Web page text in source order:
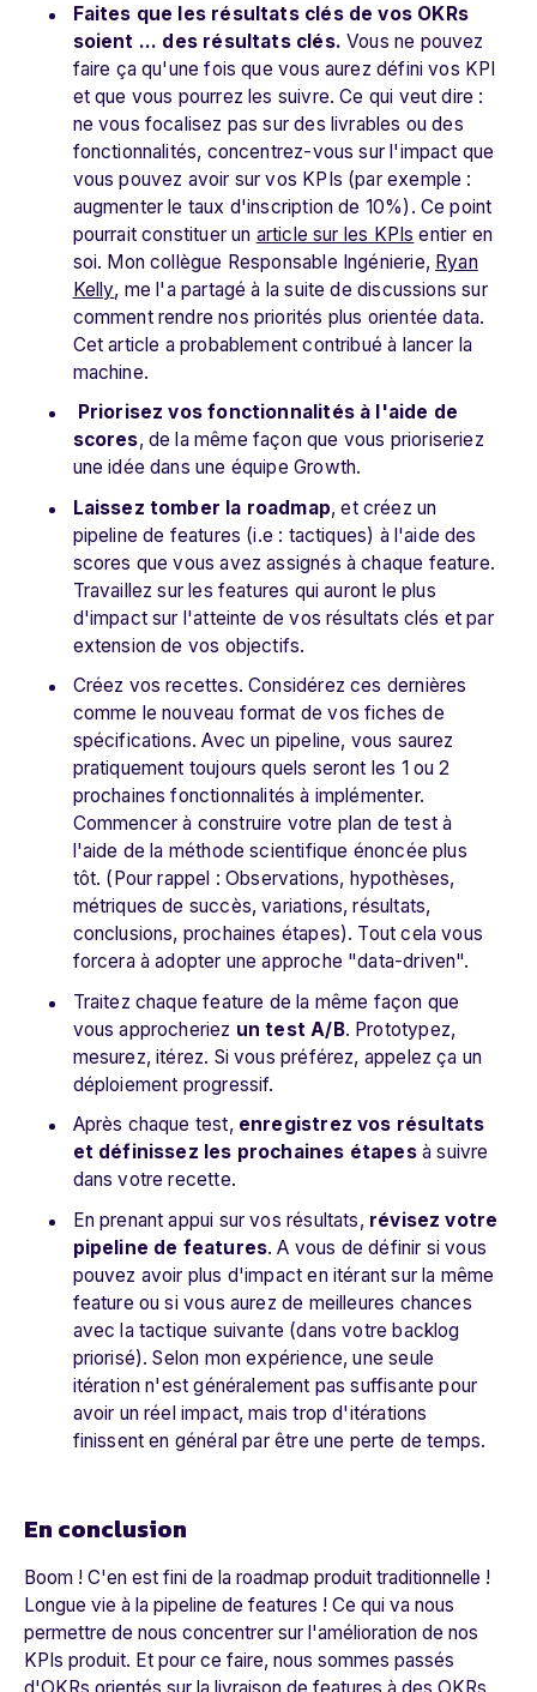
Faites que les résultats clés de vos OKRs
soient ... des résultats clés. Vous ne pouvez
faire ça qu'une fois que vous aurez défini vos KPI
et que vous pourrez les suivre. Ce qui veut dire :
ne vous focalisez pas sur des livrables ou des
fonctionnalités, concentrez-vous sur l'impact que
vous pouvez avoir sur vos KPIs (par exemple :
augmenter le taux d'inscription de 10%). Ce point
pourrait constituer un article sur les KPIs entier en
soi. Mon collègue Responsable Ingénierie, Ryan
Kelly, me l'a partagé à la suite de discussions sur
comment rendre nos priorités plus orientée data.
Cet article a probablement contribué à lancer la
machine.
Priorisez vos fonctionnalités à l'aide de
scores, de la même façon que vous prioriseriez
une idée dans une équipe Growth.
Laissez tomber la roadmap, et créez un
pipeline de features (i.e : tactiques) à l'aide des
scores que vous avez assignés à chaque feature.
Travaillez sur les features qui auront le plus
d'impact sur l'atteinte de vos résultats clés et par
extension de vos objectifs.
Créez vos recettes. Considérez ces dernières
comme le nouveau format de vos fiches de
spécifications. Avec un pipeline, vous saurez
pratiquement toujours quels seront les 1 ou 2
prochaines fonctionnalités à implémenter.
Commencer à construire votre plan de test à
l'aide de la méthode scientifique énoncée plus
tôt. (Pour rappel : Observations, hypothèses,
métriques de succès, variations, résultats,
conclusions, prochaines étapes). Tout cela vous
forcera à adopter une approche "data-driven".
Traitez chaque feature de la même façon que
vous approcheriez un test A/B. Prototypez,
mesurez, itérez. Si vous préférez, appelez ça un
déploiement progressif.
Après chaque test, enregistrez vos résultats
et définissez les prochaines étapesà suivre
dans votre recette.
En prenant appui sur vos résultats, révisez votre
pipeline de features. A vous de définir si vous
pouvez avoir plus d'impact en itérant sur la même
feature ou si vous aurez de meilleures chances
avec la tactique suivante (dans votre backlog
priorisé). Selon mon expérience, une seule
itération n'est généralement pas suffisante pour
avoir un réel impact, mais trop d'itérations
finissent en général par être une perte de temps.
En conclusion
Boom ! C'en est fini de la roadmap produit traditionnelle !
Longue vie à la pipeline de features ! Ce qui va nous
permettre de nous concentrer sur l'amélioration de nos
KPIs produit. Et pour ce faire, nous sommes passés
d'OKRs orientés sur la livraison de features à des OKRs